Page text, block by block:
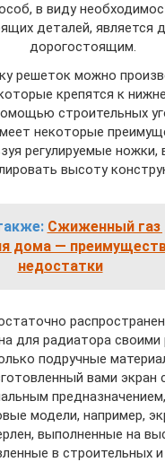
в виду
деталей, является
дорогостоящим.
решеток можно
крепятся к
строительных
некоторые
регулируемые
высоту
Сжиженный газ
дома —
недостатки
для радиатора своими
подручные
вами экран
модели, например,
выполненные на
в строительных